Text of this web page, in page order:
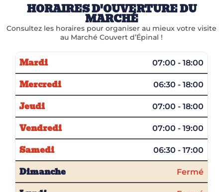
HORAIRES D'OUVERTURE DU
MARCHÉ
Consultez les horaires pour organiser au mieux votre visite
au Marché Couvert d’Épinal !
Mardi 07:00 - 18:00
Mercredi 06:30 - 18:00
Jeudi 07:00 - 18:00
Vendredi 07:00 - 19:00
Samedi 06:30 - 17:00
Dimanche Fermé